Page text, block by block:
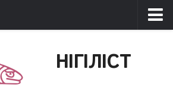
НІГІЛІСТ